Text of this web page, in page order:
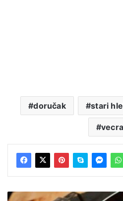
doručak stari
vecra
Pasta